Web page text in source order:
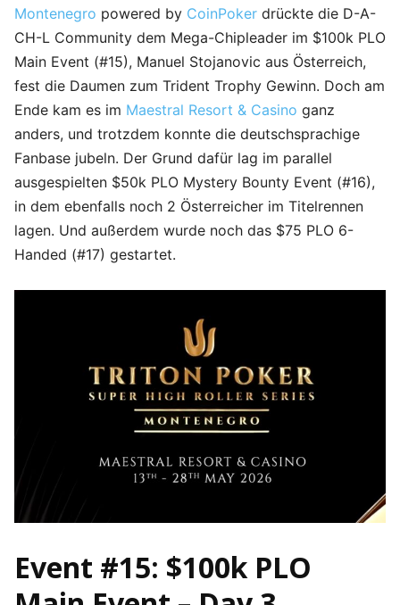
Montenegro powered by CoinPoker drückte die D-A-
CH-L Community dem Mega-Chipleader im $100k PLO
Main Event (#15), Manuel Stojanovic aus Österreich,
fest die Daumen zum Trident Trophy Gewinn. Doch am
Ende kam es im Maestral Resort & Casino ganz
anders, und trotzdem konnte die deutschsprachige
Fanbase jubeln. Der Grund dafür lag im parallel
ausgespielten $50k PLO Mystery Bounty Event (#16),
in dem ebenfalls noch 2 Österreicher im Titelrennen
lagen. Und außerdem wurde noch das $75 PLO 6-
Handed (#17) gestartet.
Event #15: $100k PLO